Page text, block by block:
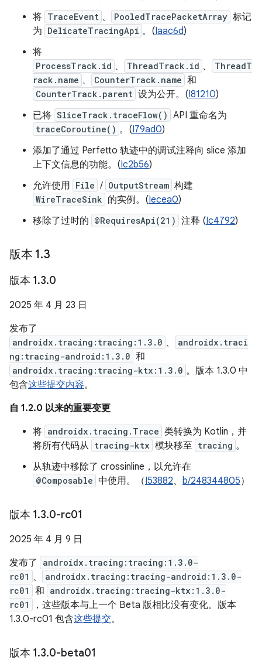
将 TraceEvent 、 PooledTracePacketArray 标记
为 DelicateTracingApi 。(Iaac6d)
将
ProcessTrack.id 、 ThreadTrack.id 、
ThreadT
rack.name 、 CounterTrack.name 和
CounterTrack.parent 设为公开。(I81210)
已将 SliceTrack.traceFlow() API 重命名为
traceCoroutine() 。(I79ad0)
添加了通过 Perfetto 轨迹中的调试注释向 slice 添加
上下文信息的功能。(Ic2b56)
允许使用 File / OutputStream 构建
WireTraceSink 的实例。(Iecea0)
移除了过时的 @RequiresApi(21) 注释 (Ic4792)
版本 1.3
版本 1.3.0
2025 年 4 月 23 日
发布了
androidx.tracing:tracing:1.3.0 、
androidx.traci
ng:tracing-android:1.3.0 和
androidx.tracing:tracing-ktx:1.3.0 。版本 1.3.0 中
包含这些提交内容。
自 1.2.0 以来的重要变更
将 androidx.tracing.Trace 类转换为 Kotlin，并
将所有代码从 tracing-ktx 模块移至 tracing 。
从轨迹中移除了 crossinline，以允许在
@Composable 中使用。（I53882、 b/248344805）
版本 1.3.0-rc01
2025 年 4 月 9 日
发布了
androidx.tracing:tracing:1.3.0-
rc01 、
androidx.tracing:tracing-android:1.3.0-
rc01
和 androidx.tracing:tracing-ktx:1.3.0-
rc01
，这些版本与上一个 Beta 版相比没有变化。版本
1.3.0-rc01 包含这些提交。
版本 1.3.0-beta01